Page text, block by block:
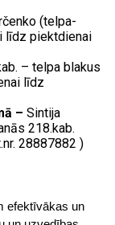
(telpa-
līdz piektdienai
– telpa blakus
līdz
– Sintija
218.kab.
28887882 )
efektīvākas un